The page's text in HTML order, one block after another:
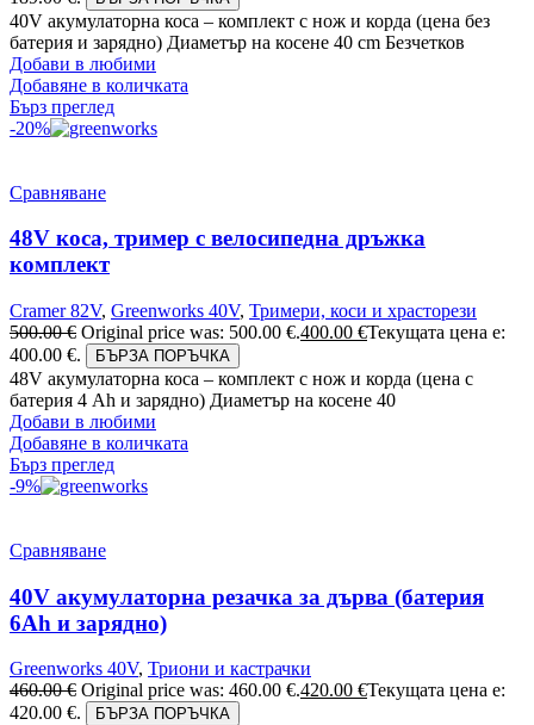
40V акумулаторна коса – комплект с нож и корда (цена без
батерия и зарядно) Диаметър на косене 40 cm Безчетков
Добави в любими
Добавяне в количката
Бърз преглед
-20%
Сравняване
48V коса, тример с велосипедна дръжка
комплект
Cramer 82V, Greenworks 40V, Тримери, коси и храсторези
500.00€ Original price was: 500.00 €.400.00 €Текущата цена е:
400.00 €.
БЪРЗА ПОРЪЧКА
48V акумулаторна коса – комплект с нож и корда (цена с
батерия 4 Ah и зарядно) Диаметър на косене 40
Добави в любими
Добавяне в количката
Бърз преглед
-9%
Сравняване
40V акумулаторна резачка за дърва (батерия
6Аh и зарядно)
Greenworks 40V, Триони и кастрачки
460.00€ Original price was: 460.00 €.420.00 €Текущата цена е:
420.00 €.
БЪРЗА ПОРЪЧКА